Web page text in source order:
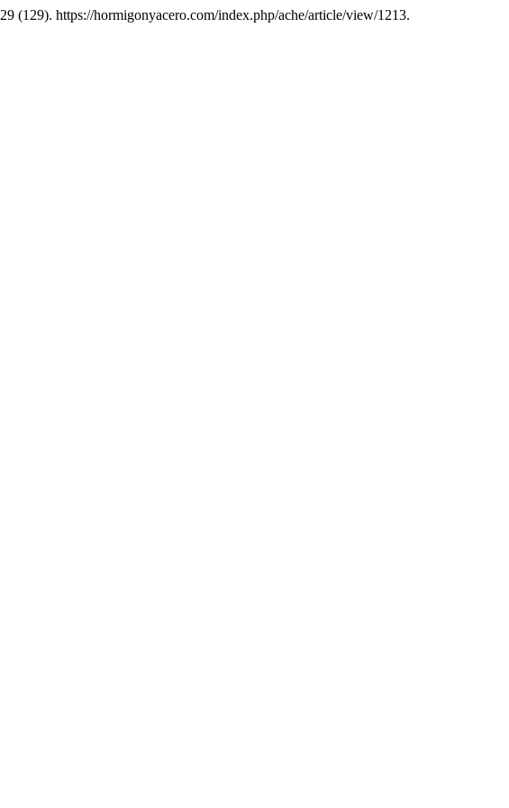
29 (129). https://hormigonyacero.com/index.php/ache/article/view/1213.